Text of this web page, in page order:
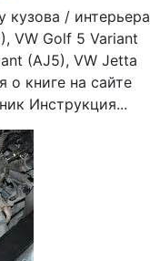
кузова / интерьера
VW Golf 5 Variant
(AJ5), VW Jetta
о книге на сайте
Инструкция...